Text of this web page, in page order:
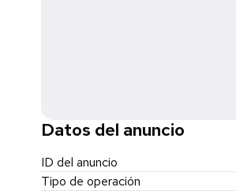
Datos del anuncio
ID del anuncio
Tipo de operación